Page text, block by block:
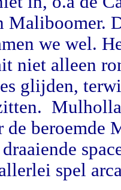
Maliboomer.
we wel.
niet alleen
glijden,
de
spel